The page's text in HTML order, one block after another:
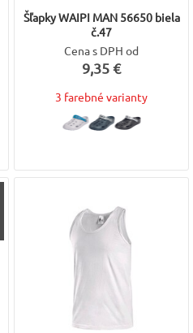
Šľapky WAIPI MAN 56650 biela
č.47
Cena s DPH od
9,35 €
3 farebné varianty